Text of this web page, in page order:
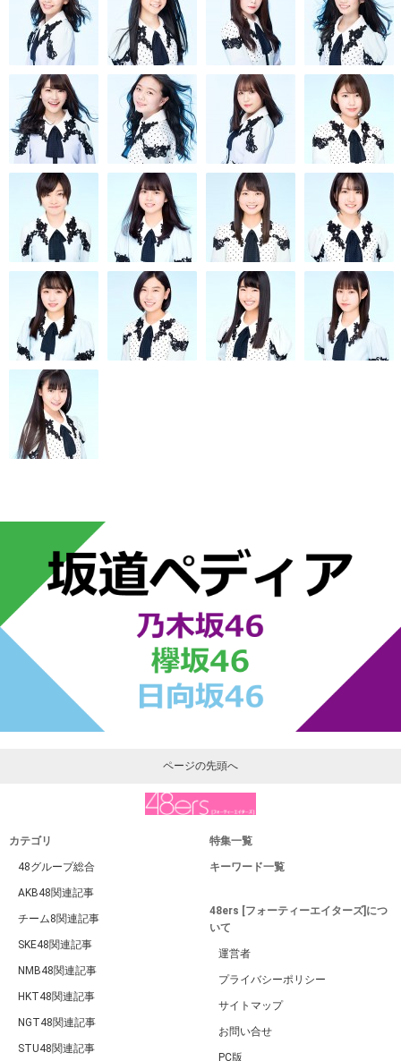
ページの先頭へ
カテゴリ
48グループ総合
AKB48関連記事
チーム8関連記事
SKE48関連記事
NMB48関連記事
HKT48関連記事
NGT48関連記事
STU48関連記事
特集一覧
キーワード一覧
48ers [フォーティーエイターズ]につ
いて
運営者
プライバシーポリシー
サイトマップ
お問い合せ
PC版